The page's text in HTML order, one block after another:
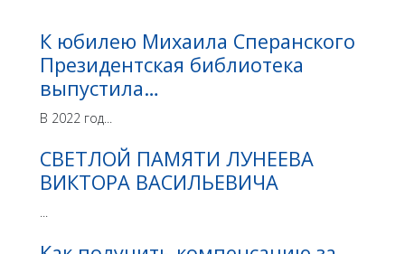
К юбилею Михаила Сперанского
Президентская библиотека
выпустила…
В 2022 год...
СВЕТЛОЙ ПАМЯТИ ЛУНЕЕВА
ВИКТОРА ВАСИЛЬЕВИЧА
...